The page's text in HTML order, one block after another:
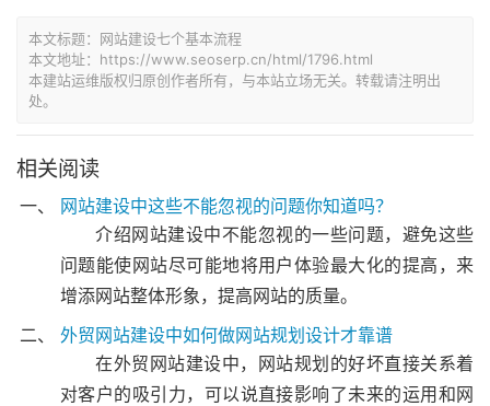
本文标题： 网站建设七个基本流程
本文地址： https://www.seoserp.cn/html/1796.html
本建站运维版权归原创作者所有，与本站立场无关。转载请注明出
处。
相关阅读
网站建设中这些不能忽视的问题你知道吗？
介绍网站建设中不能忽视的一些问题，避免这些
问题能使网站尽可能地将用户体验最大化的提高，来
增添网站整体形象，提高网站的质量。
外贸网站建设中如何做网站规划设计才靠谱
在外贸网站建设中，网站规划的好坏直接关系着
对客户的吸引力，可以说直接影响了未来的运用和网